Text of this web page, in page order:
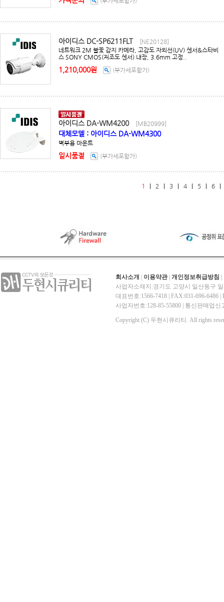
아이디스 DC-SP6211FLT
[NE20128]
네트워크 2M 불꽃 감지 카메라, 고감도 자외선(UV) 센서&스타비
스 SONY CMOS(저조도 센서) 내장, 3.6mm 고정..
1,210,000원 (부가세포함가)
아이디스 DA-WM4200 [MB20999]
대체모델 : 아이디스 DA-WM4300
벽부용 마운트
일시품절 (부가세포함가)
1 | 2 | 3 | 4 | 5 | 6
회사소개 이용약관| 개인정보취급방침
사업자소재지:경기도 고양시 일산동구
대표번호:1566-7418 | FAX:031-696-6486 |
사업자번호:128-85-55800 | 통신판매업
Copyright (C) 두현시큐리티. All rights